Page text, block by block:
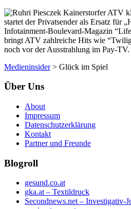
startet der Privatsender als Ersatz für
Infotainment-Boulevard-Magazin
bringt ATV zahlreiche Hits wie
noch vor der Ausstrahlung im Pay-TV.
Medieninsider> Glück im Spiel
Über Uns
About
Impressum
Datenschutzerklärung
Kontakt
Partner und Freunde
Blogroll
gesund.co.at
gka.at – Textildruck
Secondnews.net – Investigativ-